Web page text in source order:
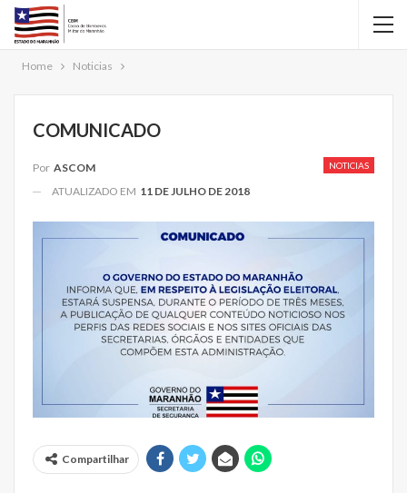
Home Noticias
COMUNICADO
NOTICIAS
Por ASCOM
ATUALIZADO EM 11 DE JULHO DE 2018
Compartilhar